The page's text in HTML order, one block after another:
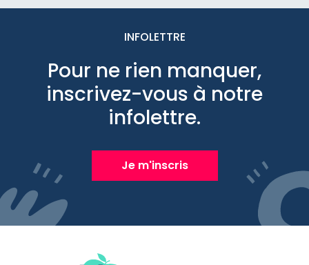
INFOLETTRE
Pour ne rien manquer,
inscrivez-vous à notre
infolettre.
Je m'inscris